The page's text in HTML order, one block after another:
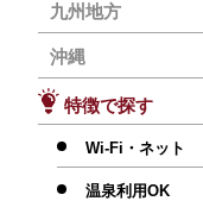
九州地方
沖縄
特徴で探す
Wi-Fi・ネット
温泉利用OK